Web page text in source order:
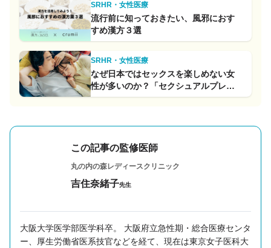
SRHR・女性医療
流行前に知っておきたい、風邪におす
すめ漢方３選
SRHR・女性医療
なぜ日本ではセックスを楽しめない女
性が多いのか？「セクシュアルプレジ
ャー」と「性教育」の因果関係
この記事の監修医師
丸の内の森レディースクリニック
吉住奈緒子先生
大阪大学医学部医学科卒。 大阪府立急性期・総合医療センタ
ー、厚生労働省医系技官などを経て、現在は東京女子医科大